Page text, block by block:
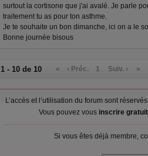
surtout la cortisone que j'ai avalé. Je parle
traitement tu as pour ton asthme.
Je te souhaite un bon dimanche, ici on a le
Bonne journée bisous
1 - 10 de 10 « ‹ Préc. 1 Suiv. › »
L’accès et l’utilisation du forum sont
Vous pouvez vous inscrire
Si vous êtes déjà membre,